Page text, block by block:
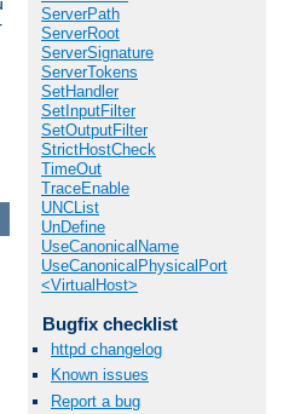
ServerPath
ServerRoot
ServerSignature
ServerTokens
SetHandler
SetInputFilter
SetOutputFilter
StrictHostCheck
TimeOut
TraceEnable
UNCList
UnDefine
UseCanonicalName
UseCanonicalPhysicalPort
<VirtualHost>
Bugfix checklist
httpd changelog
Known issues
Report a bug